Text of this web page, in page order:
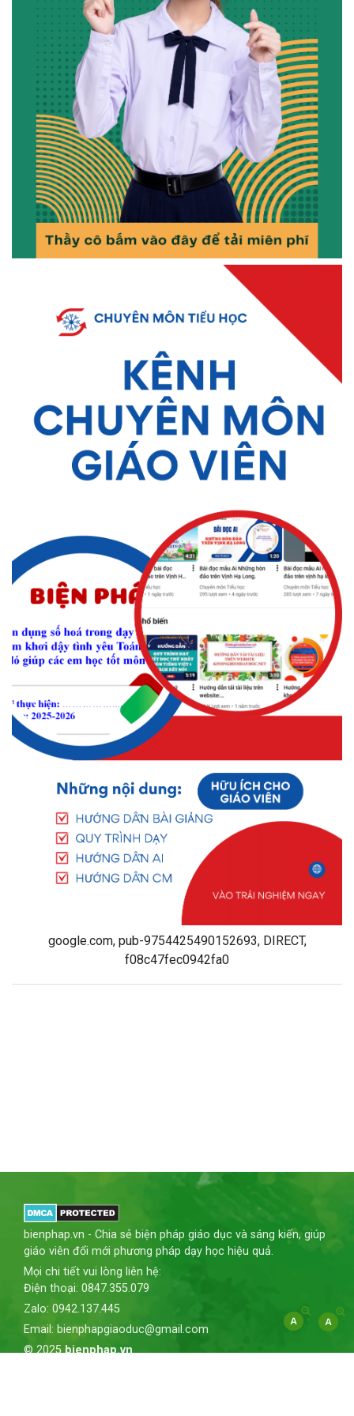
google.com, pub-9754425490152693, DIRECT,
f08c47fec0942fa0
bienphap.vn - Chia sẻ biện pháp giáo dục và sáng kiến, giúp
giáo viên đổi mới phương pháp dạy học hiệu quả.
Mọi chi tiết vui lòng liên hệ:
Điện thoại: 0847.355.079
Zalo: 0942.137.445
Email: bienphapgiaoduc@gmail.com
© 2025bienphap.vn